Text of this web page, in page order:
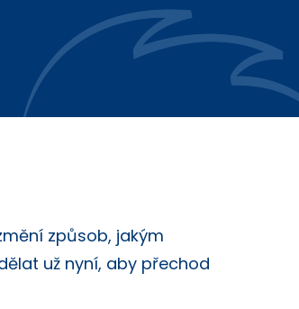
způsob, jakým
už nyní, aby přechod